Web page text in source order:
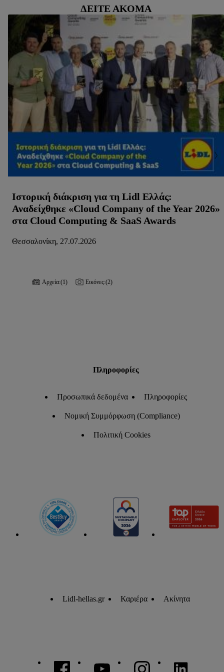
ΔΕΊΤΕ ΑΚΌΜΑ
Ιστορική διάκριση για τη Lidl Ελλάς:
Αναδείχθηκε «Cloud Company of the Year 2026»
στα Cloud Computing & SaaS Awards
Θεσσαλονίκη, 27.07.2026
Αρχεία:(1) Εικόνες:(2)
Πληροφορίες
Προσωπικά δεδομένα Πληροφορίες
Νομική Συμμόρφωση (Compliance)
Πολιτική Cookies
Lidl-hellas.gr Καριέρα Ακίνητα